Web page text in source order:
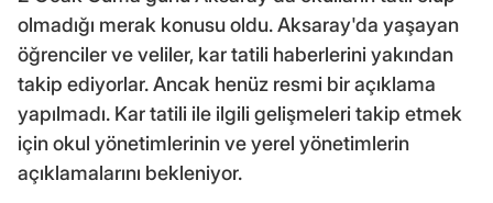
olmadığı merak konusu oldu. Aksaray'da yaşayan
öğrenciler ve veliler, kar tatili haberlerini yakından
takip ediyorlar. Ancak henüz resmi bir açıklama
yapılmadı. Kar tatili ile ilgili gelişmeleri takip etmek
için okul yönetimlerinin ve yerel yönetimlerin
açıklamalarını bekleniyor.